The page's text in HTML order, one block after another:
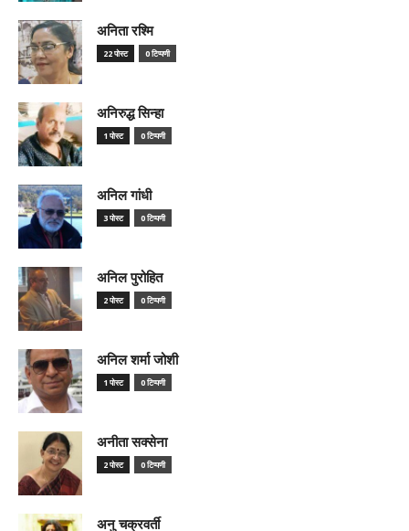
अनिता रश्मि
22 पोस्ट 0 टिप्पणी
अनिरुद्ध सिन्हा
1 पोस्ट 0 टिप्पणी
अनिल गांधी
3 पोस्ट 0 टिप्पणी
अनिल पुरोहित
2 पोस्ट 0 टिप्पणी
अनिल शर्मा जोशी
1 पोस्ट 0 टिप्पणी
अनीता सक्सेना
2 पोस्ट 0 टिप्पणी
अनु चक्रवर्ती